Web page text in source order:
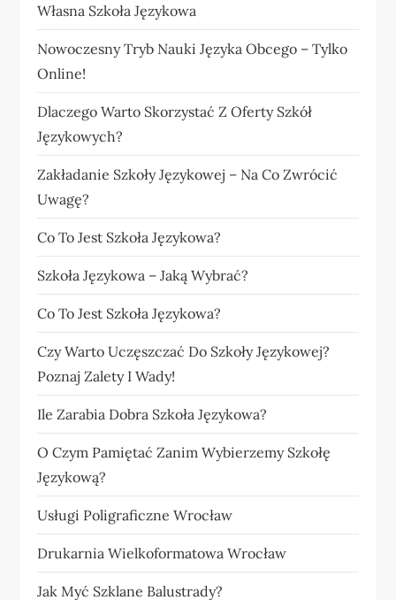
Własna Szkoła Językowa
Nowoczesny Tryb Nauki Języka Obcego – Tylko
Online!
Dlaczego Warto Skorzystać Z Oferty Szkół
Językowych?
Zakładanie Szkoły Językowej – Na Co Zwrócić
Uwagę?
Co To Jest Szkoła Językowa?
Szkoła Językowa – Jaką Wybrać?
Co To Jest Szkoła Językowa?
Czy Warto Uczęszczać Do Szkoły Językowej?
Poznaj Zalety I Wady!
Ile Zarabia Dobra Szkoła Językowa?
O Czym Pamiętać Zanim Wybierzemy Szkołę
Językową?
Usługi Poligraficzne Wrocław
Drukarnia Wielkoformatowa Wrocław
Jak Myć Szklane Balustrady?